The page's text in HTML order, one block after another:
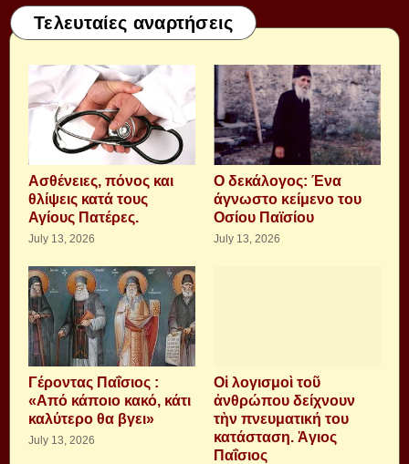
Τελευταίες αναρτήσεις
Aσθένειες, πόνος και
θλίψεις κατά τους
Αγίους Πατέρες.
July 13, 2026
Ο δεκάλογος: Ένα
άγνωστο κείμενο του
Οσίου Παϊσίου
July 13, 2026
Γέροντας Παΐσιος :
«Από κάποιο κακό, κάτι
καλύτερο θα βγει»
July 13, 2026
Οἱ λογισμοὶ τοῦ
ἀνθρώπου δείχνουν
τὴν πνευματική του
κατάσταση. Ἁγιος
Παΐσιος